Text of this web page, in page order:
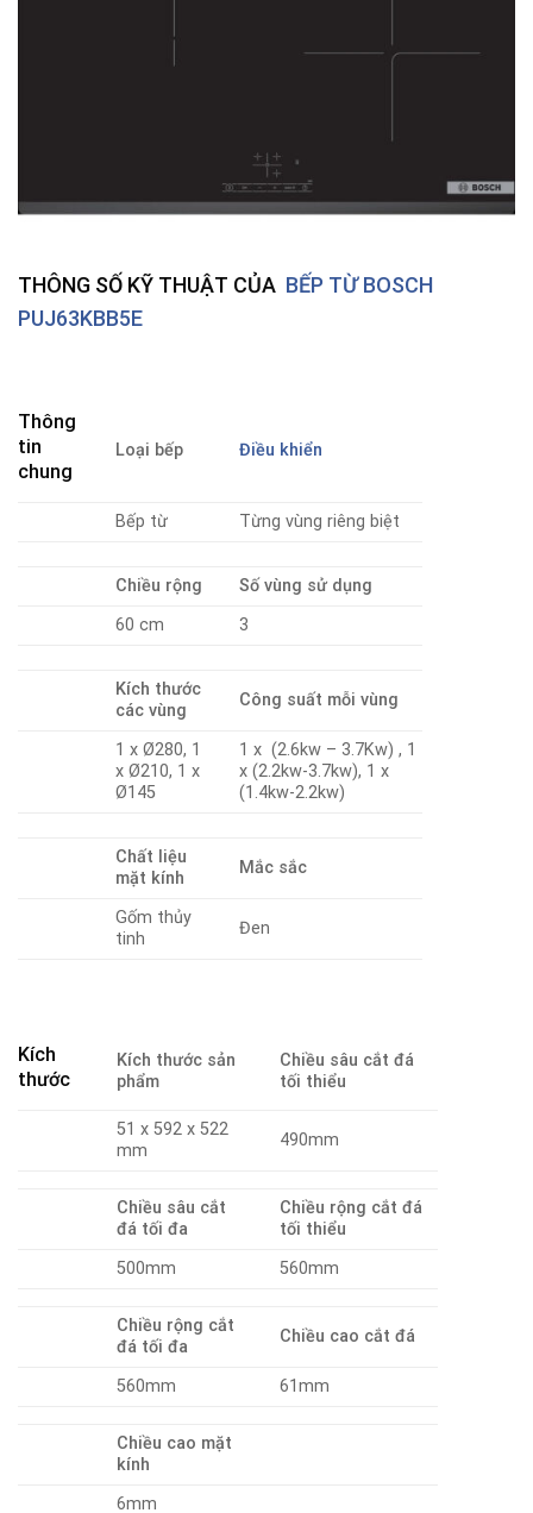
THÔNG SỐ KỸ THUẬT CỦA BẾP TỪ BOSCH
PUJ63KBB5E
Thông
tin
chung
Loại bếp Điều khiển
Bếp từ Từng vùng riêng biệt
Chiều rộng
Số vùng sử dụng
60 cm
3
Kích thước
các vùng
Công suất mỗi vùng
1 x Ø280, 1
x Ø210, 1 x
Ø145
1 x (2.6kw – 3.7Kw) , 1
x (2.2kw-3.7kw), 1 x
(1.4kw-2.2kw)
Chất liệu
mặt kính
Mắc sắc
Gốm thủy
tinh
Đen
Kích
thước
Kích thước sản
phẩm
Chiều sâu cắt đá
tối thiểu
51 x 592 x 522
mm
490mm
Chiều sâu cắt
đá tối đa
Chiều rộng cắt đá
tối thiểu
500mm
560mm
Chiều rộng cắt
đá tối đa
Chiều cao cắt đá
560mm 61mm
Chiều cao mặt
kính
6mm